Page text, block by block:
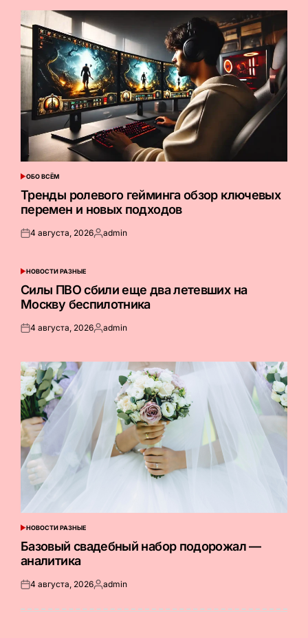
ОПУБЛИКОВАНО
В
ОБО ВСЁМ
Тренды ролевого гейминга обзор ключевых
перемен и новых подходов
Опубликовано
4 августа, 2026Запись
admin
ОПУБЛИКОВАНО
НОВОСТИ РАЗНЫЕ
Силы ПВО сбили еще два летевших на
Москву беспилотника
Опубликовано
4 августа, 2026Запись
admin
ОПУБЛИКОВАНО
В
НОВОСТИ РАЗНЫЕ
Базовый свадебный набор подорожал —
аналитика
Опубликовано
4 августа, 2026Запись
admin